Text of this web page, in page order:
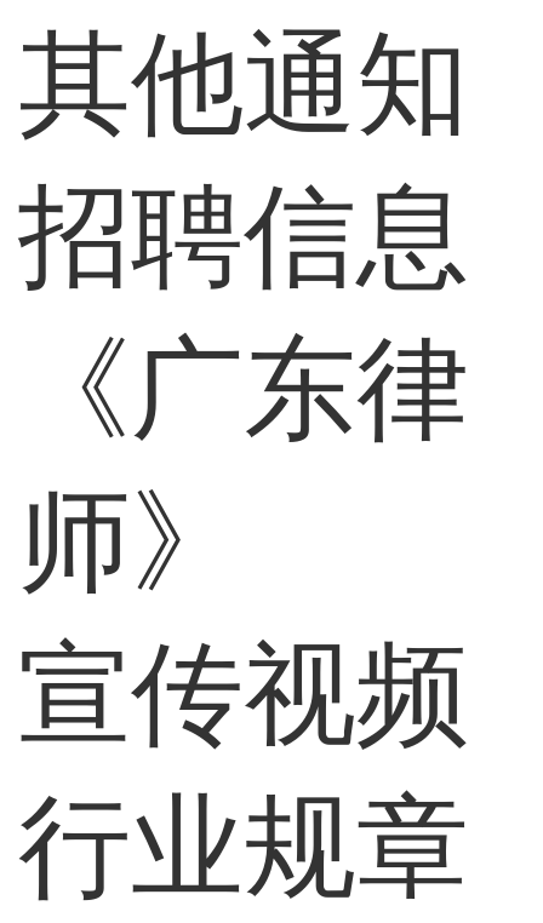
其他通知
招聘信息
《广东律
师》
宣传视频
行业规章